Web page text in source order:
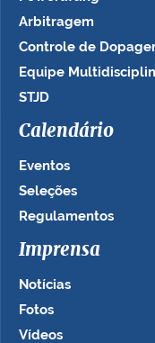
Arbitragem
Controle de
Equipe
STJD
Calendário
Eventos
Seleções
Regulamentos
Imprensa
Notícias
Fotos
Vídeos